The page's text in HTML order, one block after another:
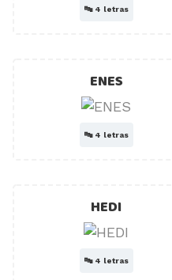
🔤 4 letras
ENES
🔤 4 letras
HEDI
🔤 4 letras